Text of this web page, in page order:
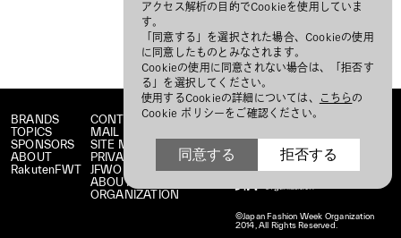
BRANDS
TOPICS
SPONSORS
ABOUT
RakutenFWT
CONTACT
MAIL MAGAZINE
SITE MAP
PRIVACY POLICY
JFWO LINK
ABOUT JFW
ORGANIZATION
©Japan Fashion Week Organization
2014, All Rights Reserved.
アクセス解析の目的でCookieを使用していま
す。
「同意する」を選択された場合、Cookieの使用
に同意したものとみなされます。
Cookieの使用に同意されない場合は、「拒否す
る」を選択してください。
使用するCookieの詳細については、
こちらの
Cookie ポリシーをご確認ください。
同意する 拒否する